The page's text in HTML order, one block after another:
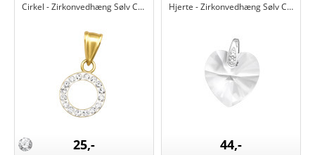
Cirkel - Zirkonvedhæng Sølv CH48578
25,-
Hjerte - Zirkonvedhæng Sølv CH47496
44,-